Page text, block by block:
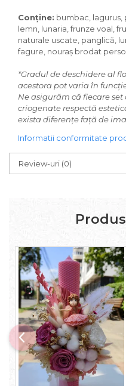
Conține: bumbac, lagurus,
lemn, lunaria, frunze voal,
naturale uscate, panglică,
fagure, nouraș brodat
*Gradul de deschidere al
acestora pot varia în
Ne asigurăm că fiecare
criogenate respectă
exista diferențe față de
Informatii conformitate
Review-uri (0)